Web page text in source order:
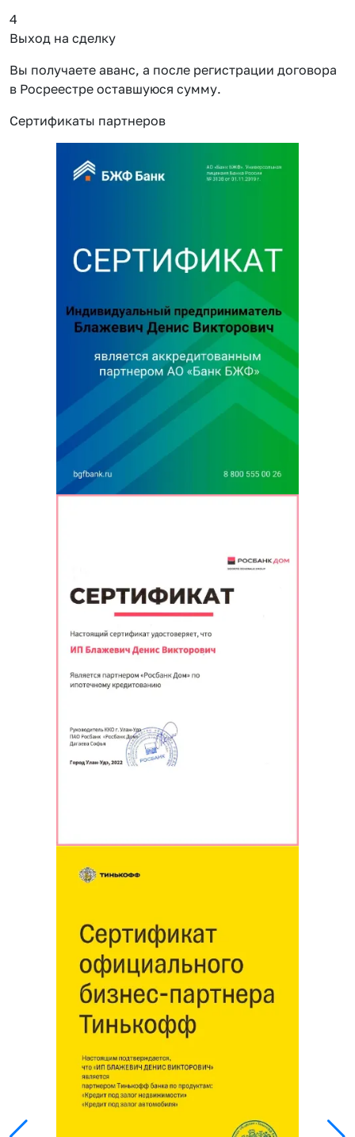
4
Выход на сделку
Вы получаете аванс, а после регистрации договора
в Росреестре оставшуюся сумму.
Сертификаты партнеров